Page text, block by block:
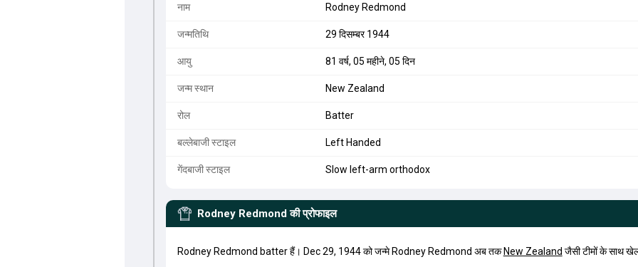
नाम Rodney Redmond
जन्मतिथि 29 दिसम्बर 1944
आयु 81 वर्ष, 05 महीने, 05 दिन
जन्म स्थान New Zealand
रोल Batter
बल्लेबाजी स्टाइल Left Handed
गेंदबाजी स्टाइल Slow left-arm orthodox
Rodney Redmond की प्रोफाइल
Rodney Redmond batter हैं। Dec 29, 1944 को जन्मे Rodney Redmond अब तक New Zealand जैसी टीमों के साथ